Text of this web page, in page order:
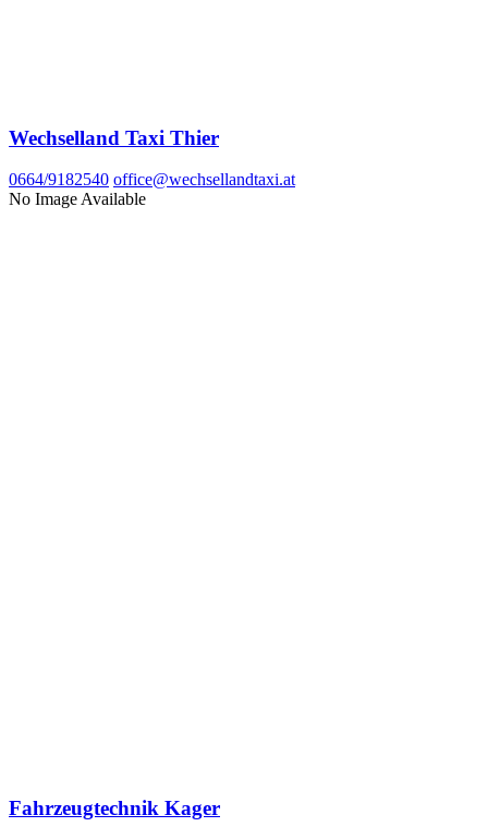
Wechselland Taxi Thier
0664/9182540 office@wechsellandtaxi.at
No Image Available
Fahrzeugtechnik Kager